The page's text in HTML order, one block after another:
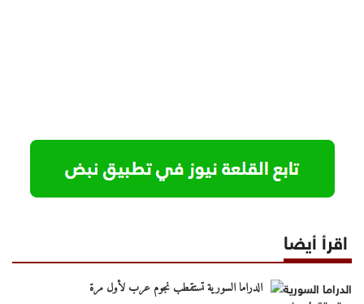
اقرأ أيضا
الدراما السورية تستقطب نجوم عرب لأول مرة